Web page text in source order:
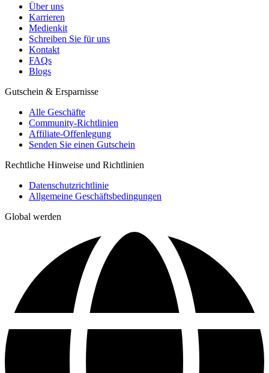
Über uns
Karrieren
Medienkit
Schreiben Sie für uns
Kontakt
FAQs
Blogs
Gutschein & Ersparnisse
Alle Geschäfte
Community-Richtlinien
Affiliate-Offenlegung
Senden Sie einen Gutschein
Rechtliche Hinweise und Richtlinien
Datenschutzrichtlinie
Allgemeine Geschäftsbedingungen
Global werden